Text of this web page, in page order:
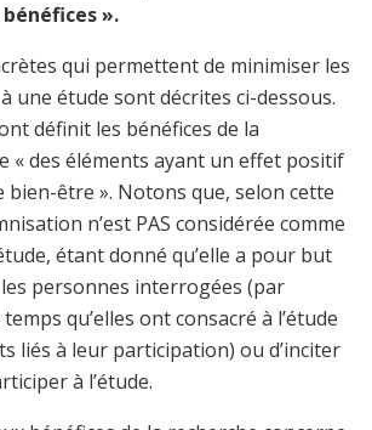
».
qui permettent de minimiser les
une étude sont décrites ci-dessous.
définit les bénéfices de la
« des éléments ayant un effet positif
bien-être ». Notons que, selon cette
n’est PAS considérée comme
étant donné qu’elle a pour but
personnes interrogées (par
qu’elles ont consacré à l’étude
liés à leur participation) ou d’inciter
à l’étude.